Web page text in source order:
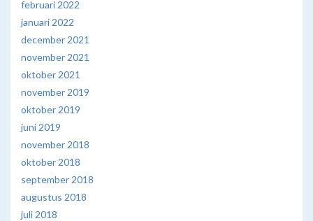
februari 2022
januari 2022
december 2021
november 2021
oktober 2021
november 2019
oktober 2019
juni 2019
november 2018
oktober 2018
september 2018
augustus 2018
juli 2018